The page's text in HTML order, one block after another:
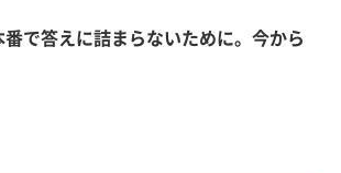
で答えに詰まらないために。今から